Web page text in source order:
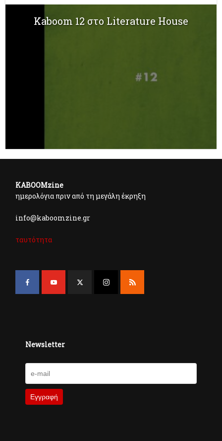
Kaboom 12 στο Literature House
KABOOMzine
ημερολόγια πριν από τη μεγάλη έκρηξη
info@kaboomzine.gr
ταυτότητα
Newsletter